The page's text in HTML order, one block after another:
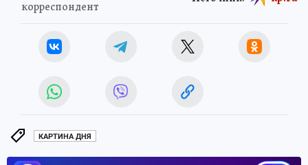
корреспондент
КАРТИНА ДНЯ